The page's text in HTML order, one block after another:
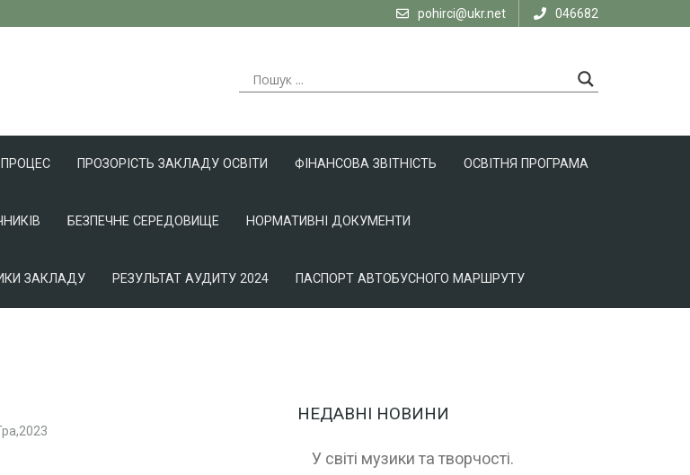
pohirci@ukr.net 046682
ПРОЦЕС ПРОЗОРІСТЬ ЗАКЛАДУ ОСВІТИ ФІНАНСОВА ЗВІТНІСТЬ ОСВІТНЯ ПРОГРАМА
БЕЗПЕЧНЕ СЕРЕДОВИЩЕ НОРМАТИВНІ ДОКУМЕНТИ
ЗАКЛАДУ РЕЗУЛЬТАТ АУДИТУ 2024 ПАСПОРТ АВТОБУСНОГО МАРШРУТУ
НЕДАВНІ НОВИНИ
У світі музики та творчості.